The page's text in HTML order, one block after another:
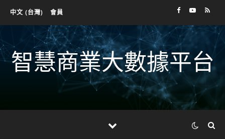
中文 (台灣) 會員
智慧商業大數據平台